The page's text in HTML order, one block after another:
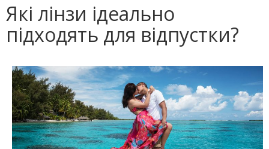
Які лінзи ідеально
підходять для відпустки?